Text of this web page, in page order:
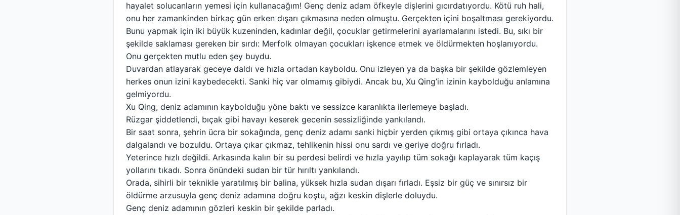
hayalet solucanların yemesi için kullanacağım! Genç deniz adam öfkeyle dişlerini gıcırdatıyordu. Kötü ruh hali,
onu her zamankinden birkaç gün erken dışarı çıkmasına neden olmuştu. Gerçekten içini boşaltması gerekiyordu.
Bunu yapmak için iki büyük kuzeninden, kadınlar değil, çocuklar getirmelerini ayarlamalarını istedi. Bu, sıkı bir
şekilde saklaması gereken bir sırdı: Merfolk olmayan çocukları işkence etmek ve öldürmekten hoşlanıyordu.
Onu gerçekten mutlu eden şey buydu.
Duvardan atlayarak geceye daldı ve hızla ortadan kayboldu. Onu izleyen ya da başka bir şekilde gözlemleyen
herkes onun izini kaybedecekti. Sanki hiç var olmamış gibiydi. Ancak bu, Xu Qing’in izinin kaybolduğu anlamına
gelmiyordu.
Xu Qing, deniz adamının kaybolduğu yöne baktı ve sessizce karanlıkta ilerlemeye başladı.
Rüzgar şiddetlendi, bıçak gibi havayı keserek gecenin sessizliğinde yankılandı.
Bir saat sonra, şehrin ücra bir sokağında, genç deniz adamı sanki hiçbir yerden çıkmış gibi ortaya çıkınca hava
dalgalandı ve bozuldu. Ortaya çıkar çıkmaz, tehlikenin hissi onu sardı ve geriye doğru fırladı.
Yeterince hızlı değildi. Arkasında kalın bir su perdesi belirdi ve hızla yayılıp tüm sokağı kaplayarak tüm kaçış
yollarını tıkadı. Sonra önündeki sudan bir tür hırıltı yankılandı.
Orada, sihirli bir teknikle yaratılmış bir balina, yüksek hızla sudan dışarı fırladı. Eşsiz bir güç ve sınırsız bir
öldürme arzusuyla genç deniz adamına doğru koştu, ağzı keskin dişlerle doluydu.
Genç deniz adamının gözleri keskin bir şekilde parladı.